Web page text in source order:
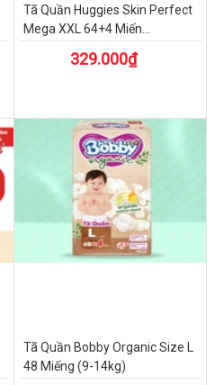
Tã Quần Huggies Skin Perfect
Mega XXL 64+4 Miến...
329.000₫
Tã Quần Bobby Organic Size L
48 Miếng (9-14kg)